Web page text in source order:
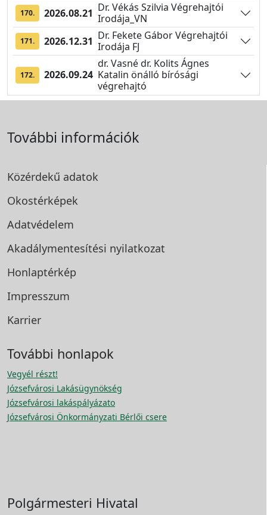
170. 2026.08.21 Dr. Vékás Szilvia Végrehajtói
Irodája_VN
171. 2026.12.31 Dr. Fekete Gábor Végrehajtói
Irodája FJ
172. 2026.09.24
dr. Vasné dr. Kolits Ágnes
Katalin önálló bírósági
végrehajtó
További információk
Közérdekű adatok
Okostérképek
Adatvédelem
Akadálymentesítési nyilatkozat
Honlaptérkép
Impresszum
Karrier
További honlapok
Vegyél részt!
Józsefvárosi Lakásügynökség
Józsefvárosi lakáspályázato
Józsefvárosi Önkormányzati Bérlői csere
Polgármesteri Hivatal